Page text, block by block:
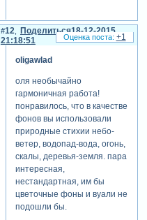
Поделиться
12
18-12-2015
21:18:51
oligawlad
оля необычайно
гармоничная работа!
понравилось, что в качестве
фонов вы использовали
природные стихии небо-
ветер, водопад-вода, огонь,
скалы, деревья-земля. пара
интересная,
нестандартная, им бы
цветочные фоны и вуали не
подошли бы.
+1